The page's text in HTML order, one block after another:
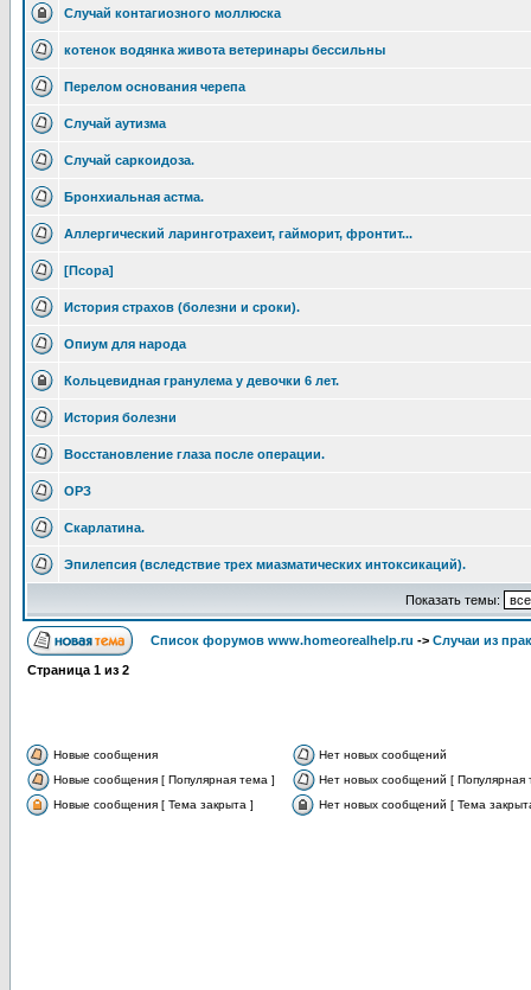
Случай контагиозного моллюска
котенок водянка живота ветеринары бессильны
Перелом основания черепа
Случай аутизма
Случай саркоидоза.
Бронхиальная астма.
Аллергический ларинготрахеит, гайморит, фронтит...
[Псора]
История страхов (болезни и сроки).
Опиум для народа
Кольцевидная гранулема у девочки 6 лет.
История болезни
Восстановление глаза после операции.
ОРЗ
Скарлатина.
Эпилепсия (вследствие трех миазматических интоксикаций).
Показать темы:
Список форумов www.homeorealhelp.ru -> Случаи из
Страница 1 из 2
Новые сообщения
Нет новых сообщений
Новые сообщения [ Популярная тема ]
Нет новых сообщений [ Популярная
Новые сообщения [ Тема закрыта ]
Нет новых сообщений [ Тема